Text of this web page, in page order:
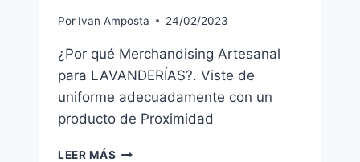
Por Ivan Amposta 24/02/2023
¿Por qué Merchandising Artesanal
para LAVANDERÍAS?. Viste de
uniforme adecuadamente con un
producto de Proximidad
LEER MÁS LAVANDERÍAS